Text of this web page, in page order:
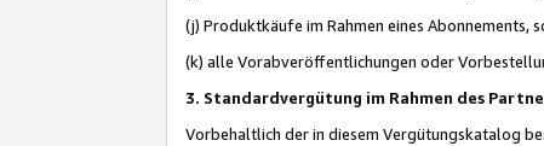
(j) Produktkäufe im Rahmen eines Abonnements,
(k) alle Vorabveröffentlichungen oder
3. Standardvergütung im Rahmen des
Vorbehaltlich der in diesem Vergütungskatalog